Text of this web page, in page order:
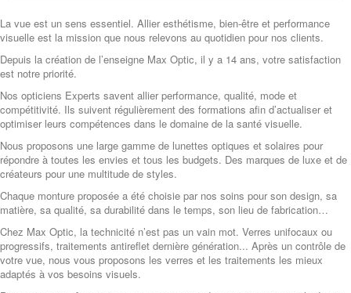
La vue est un sens essentiel. Allier esthétisme, bien-être et performance
visuelle est la mission que nous relevons au quotidien pour nos clients.
Depuis la création de l’enseigne Max Optic, il y a 14 ans, votre satisfaction
est notre priorité.
Nos opticiens Experts savent allier performance, qualité, mode et
compétitivité. Ils suivent régulièrement des formations afin d’actualiser et
optimiser leurs compétences dans le domaine de la santé visuelle.
Nous proposons une large gamme de lunettes optiques et solaires pour
répondre à toutes les envies et tous les budgets. Des marques de luxe et de
créateurs pour une multitude de styles.
Chaque monture proposée a été choisie par nos soins pour son design, sa
matière, sa qualité, sa durabilité dans le temps, son lieu de fabrication…
Chez Max Optic, la technicité n’est pas un vain mot. Verres unifocaux ou
progressifs, traitements antireflet dernière génération... Après un contrôle de
votre vue, nous vous proposons les verres et les traitements les mieux
adaptés à vos besoins visuels.